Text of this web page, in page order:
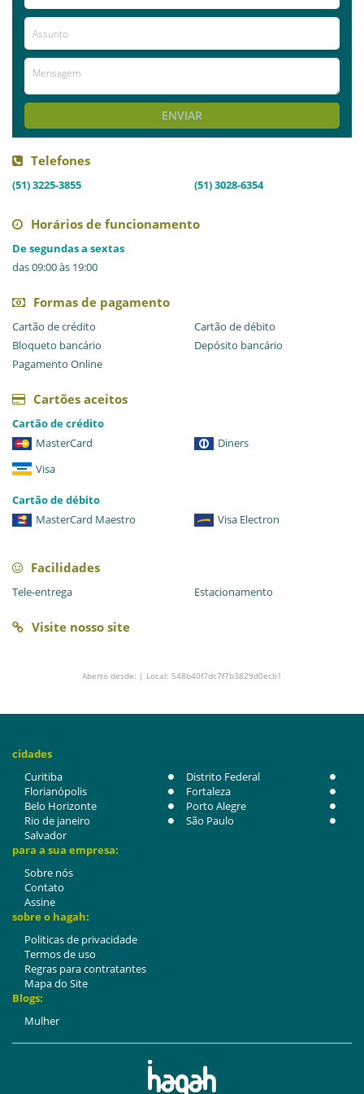
Já visitou este local?aproveite e deixe sua avaliação!
Avaliações
ENVIAR
Telefones
(51) 3225-3855 (51) 3028-6354
Horários de funcionamento
De segundas a sextas
das 09:00 às 19:00
Formas de pagamento
Cartão de crédito
Cartão de débito
Bloqueto bancário
Depósito bancário
Pagamento Online
Cartões aceitos
Cartão de crédito
MasterCard
Diners
Visa
Cartão de débito
MasterCard Maestro
Visa Electron
Facilidades
Tele-entrega Estacionamento
Visite nosso site
Aberto desde: | Local: 548b40f7dc7f7b3829d0ecb1
cidades
Curitiba
Distrito Federal
Florianópolis
Fortaleza
Belo Horizonte
Porto Alegre
Rio de janeiro
São Paulo
Salvador
para a sua empresa:
Sobre nós
Contato
Assine
sobre o hagah:
Politicas de privacidade
Termos de uso
Regras para contratantes
Mapa do Site
Blogs:
Mulher